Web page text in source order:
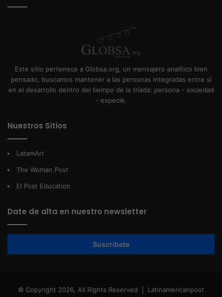
Este sitio pertenece a Globsa.org, un mensajero analítico bien
pensado, buscamos mantener a las personas integradas entre sí
en el desarrollo dentro del tiempo de la tríada: persona - sociedad
- especie.
Nuestros Sitios
LatamArt
The Woman Post
El Post Education
Date de alta en nuestro newsletter
Suscríbete
© Copyright 2026, All Rights Reserved | Latinamericanpost